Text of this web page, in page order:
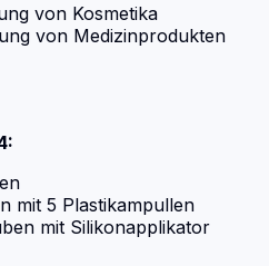
von Kosmetika
von Medizinprodukten
mit 5 Plastikampullen
mit Silikonapplikator